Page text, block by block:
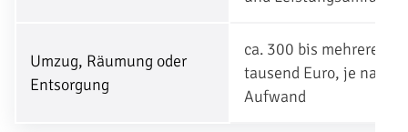
Umzug, Räumung oder
Entsorgung
ca. 300 bis mehrere
tausend Euro, je nach
Aufwand